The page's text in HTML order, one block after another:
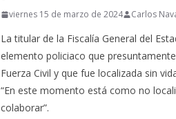
viernes 15 de marzo de 2024 Carlos
La titular de la Fiscalía General del
elemento policiaco que
Fuerza Civil y que fue localizada sin
“En este momento está como no
colaborar”.